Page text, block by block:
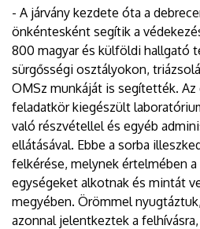
- A járvány kezdete óta a
önkéntesként segítik a
800 magyar és külföldi hallgató
sürgősségi osztályokon,
OMSz munkáját is segítették. Az
feladatkör kiegészült
való részvétellel és egyéb
ellátásával. Ebbe a sorba
felkérése, melynek értelmében
egységeket alkotnak és mintát
megyében. Örömmel
azonnal jelentkeztek a